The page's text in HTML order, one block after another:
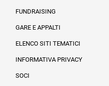
FUNDRAISING
GARE E APPALTI
ELENCO SITI TEMATICI
INFORMATIVA PRIVACY
SOCI